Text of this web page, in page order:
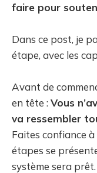
faire pour
Dans ce post, je
étape, avec les
Avant de
en tête : Vous
va ressembler
Faites confiance
étapes se
système sera prêt.